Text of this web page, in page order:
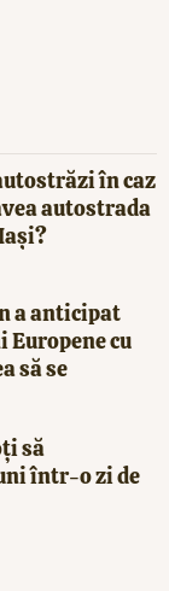
în caz
autostrada
a anticipat
cu
să se
să
într-o zi de